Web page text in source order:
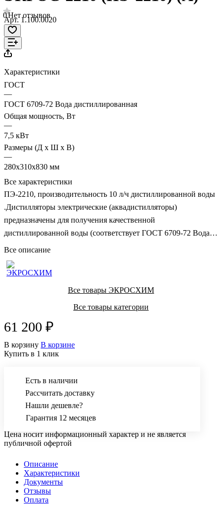
0Нет отзывов
Арт.1.100.0020
Характеристики
ГОСТ
—
ГОСТ 6709-72 Вода дистиллированная
Общая мощность, Вт
—
7,5 кВт
Размеры (Д х Ш х В)
—
280х310х830 мм
Все характеристики
ПЭ-2210, производительность 10 л/ч дистиллированной воды
.Дистилляторы электрические (аквадистилляторы)
предназначены для получения качественной
дистиллированной воды (соответствует ГОСТ 6709-72 Вода
дистиллированная) медицинского, бытового и технического
назначения.
Все описание
Все товары ЭКРОСХИМ
Все товары категории
61 200 ₽
В корзину В корзине
Купить в 1 клик
Есть в наличии
Рассчитать доставку
Нашли дешевле?
Гарантия 12 месяцев
Цена носит информационный характер и не является
публичной офертой
Описание
Характеристики
Документы
Отзывы
Оплата